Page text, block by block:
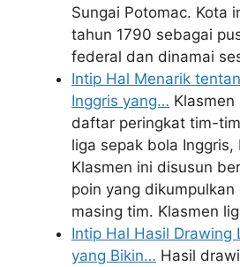
Sungai Potomac. Kota
tahun 1790 sebagai
federal dan dinamai
Intip Hal Menarik
Inggris yang… Klasmen
daftar peringkat tim-
liga sepak bola Inggris,
Klasmen ini disusun
poin yang
masing tim. Klasmen
Intip Hal Hasil Drawing
yang Bikin… Hasil